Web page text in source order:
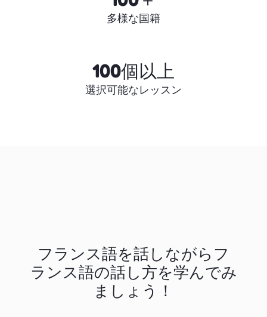
多様な国籍
100個以上
選択可能なレッスン
フランス語を話しながらフ
ランス語の話し方を学んでみ
ましょう！